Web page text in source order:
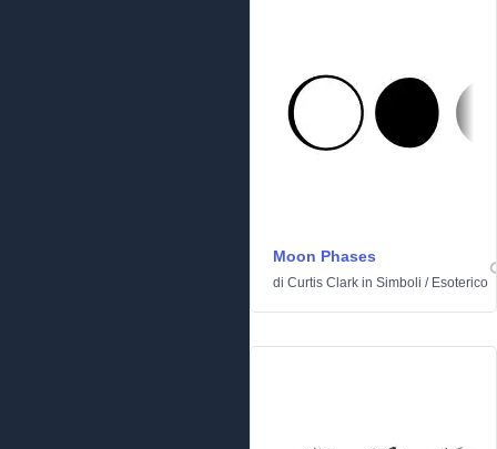
Moon Phases
di Curtis Clark in Simboli / Esoterico